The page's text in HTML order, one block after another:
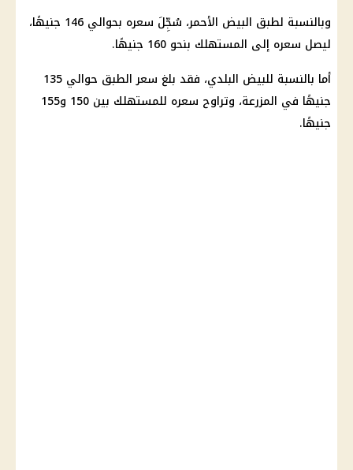
وبالنسبة لطبق البيض الأحمر، سُجِّلَ سعره بحوالي 146 جنيهًا،
ليصل سعره إلى المستهلك بنحو 160 جنيهًا.
أما بالنسبة للبيض البلدي، فقد بلغ سعر الطبق حوالي 135
جنيهًا في المزرعة، وتراوح سعره للمستهلك بين 150 و155
جنيهًا.